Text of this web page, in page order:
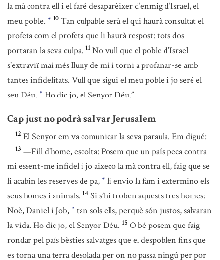
la mà contra ell i el faré desaparèixer d’enmig d’Israel, el
meu poble. * 10 Tan culpable serà el qui haurà consultat el
profeta com el profeta que li haurà respost: tots dos
portaran la seva culpa. 11 No vull que el poble d’Israel
s’extraviï mai més lluny de mi i torni a profanar-se amb
tantes infidelitats. Vull que sigui el meu poble i jo seré el
seu Déu. * Ho dic jo, el Senyor Déu.”
Cap just no podrà salvar Jerusalem
12 El Senyor em va comunicar la seva paraula. Em digué:
13 —Fill d’home, escolta: Posem que un país peca contra
mi essent-me infidel i jo aixeco la mà contra ell, faig que se
li acabin les reserves de pa, * li envio la fam i extermino els
seus homes i animals. 14 Si s’hi troben aquests tres homes:
Noè, Daniel i Job, * tan sols ells, perquè són justos, salvaran
la vida. Ho dic jo, el Senyor Déu. 15 O bé posem que faig
rondar pel país bèsties salvatges que el despoblen fins que
es torna una terra desolada per on no passa ningú per por